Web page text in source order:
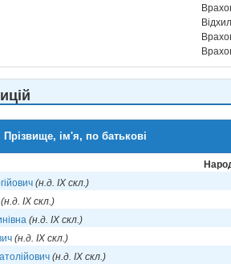
Прізвище, ім'я, по батькові
(н.д. IX скл.)
(н.д. IX скл.)
(н.д. IX скл.)
(н.д. IX скл.)
(н.д. IX скл.)